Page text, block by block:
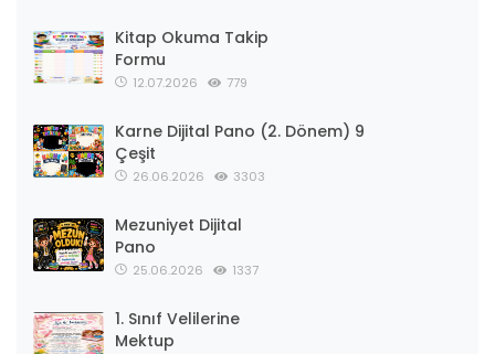
Kitap Okuma Takip
Formu
12.07.2026 779
Karne Dijital Pano (2. Dönem) 9
Çeşit
26.06.2026 3303
Mezuniyet Dijital
Pano
25.06.2026 1337
1. Sınıf Velilerine
Mektup